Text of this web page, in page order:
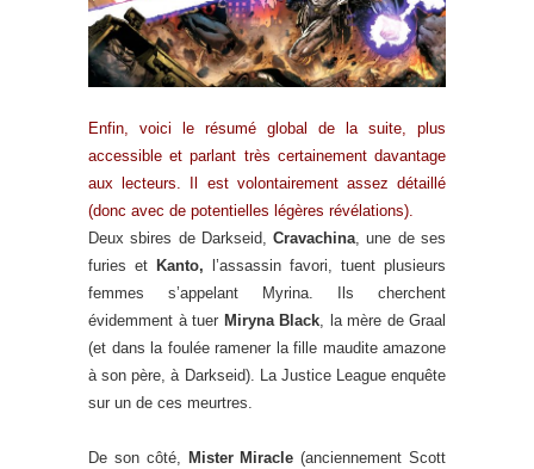
Enfin, voici le résumé global de la suite, plus
accessible et parlant très certainement davantage
aux lecteurs. Il est volontairement assez détaillé
(donc avec de potentielles légères révélations).
Deux sbires de Darkseid,Cravachina, une de ses
furies et Kanto, l’assassin favori, tuent plusieurs
femmes s’appelant Myrina. Ils cherchent
évidemment à tuer Miryna Black, la mère de Graal
(et dans la foulée ramener la fille maudite amazone
à son père, à Darkseid). La Justice League enquête
sur un de ces meurtres.
De son côté, Mister Miracle (anciennement Scott